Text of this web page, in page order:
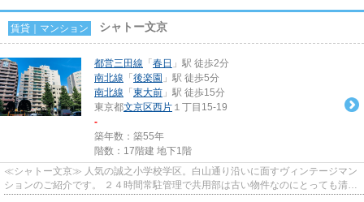
賃貸｜マンション シャトー文京
都営三田線 「 春日 」駅 徒歩2分
南北線 「 後楽園 」駅 徒歩5分
南北線 「 東大前 」駅 徒歩15分
東京都文京区西片 １丁目15-19
-
築年数：築55年
階数：17階建 地下1階
≪シャトー文京≫ 人気の誠之小学校学区。白山通り沿いに面すヴィンテージマン
ションのご紹介です。 ２４時間常駐管理で共用部は古い物件なのにとっても清潔